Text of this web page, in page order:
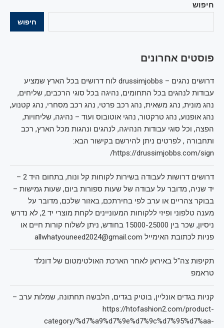
חיפוש
חיפוש
פוסטים אחרונים
דרושים נהגים – drussimjobbs לוח דרושים בכל הארץ שמציע
עבודות לנהגים בכל התחומים, נהיגה בכל סוגי הרכבים, שליחים,
נהג מונית, נהג משאית, נהג רכב פרטי, נהג רכב מסחרי, נהג קטנוע,
נהג אופנוע, נהג טרקטור, נהגי אוטובוס ועוד – נהיגה, שליחויות,
הפצה, וכל סוגי עבודות הנהיגה, לנהגים ונהגות מכל הארץ, רכב
ותחבורה , לפרטים ניתן להירשם בקישור הבא:
https://drussimjobbs.com/sign/
דרושים דרושות לעבודה בשירות לקוחות קל ונוח, בתחום היד 2 –
יד שניה, מדובר על עבודה של שעות ספורות ביום, שעות גמישות –
בבוקר צהריים או ערב לפי בחירתכם, באזור שלכם, מדובר על
מענה טלפוני ופיזי ללקוחות המעוניינים לקחת מוצרי יד 2, לא נדרש
ניסיון, שכר בין 15000-25000 בחודש, ניתן לשלוח קורות חיים או
פניות לכתובת האימייל allwhatyouneed2024@gmail.com
תקיפות צה"ל באיראן לאחר הארכת האולטימטום של דונלד
טראמפ
קניות בגדים אונליין, בוטיק בגדים, הלבשה תחתונה, שמלות ערב –
https://htofashion2.com/product-
category/%d7%a9%d7%9e%d7%9c%d7%95%d7%aa-